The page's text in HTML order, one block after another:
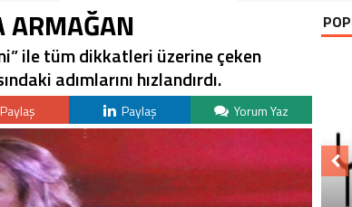
ARMAĞAN
ile tüm dikkatleri üzerine çeken
adımlarını hızlandırdı.
Paylaş Paylaş Yorum Yaz